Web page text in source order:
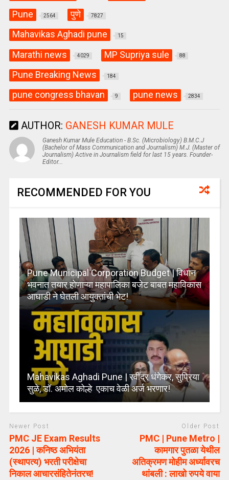
Pune 2564 पुणे 7827
Mahavikas Aghadi pune 15
Marathi news 4029 MP Supriya sule 88
Pune Breaking News 184
pune congress bhavan 9 pune news 2834
AUTHOR: GANESH KUMAR MULE
Ganesh Kumar Mule Education - B.Sc. (Microbiology) B.M.C.J
(Bachelor of Mass Communication and Journalism) M.J. (Master of
Journalism) Active in Journalism field for last 15 years. Founder-
Editor...
RECOMMENDED FOR YOU
Pune Municipal Corporation Budget | विधान
भवनात तयार होणाऱ्या महापालिका बजेट बाबत महाविकास
आघाडी ने घेतली आयुक्तांची भेट!
Mahavikas Aghadi Pune | रवींद्र धंगेकर, सुप्रिया
सुळे, डॉ. अमोल कोल्हे एकाच वेळी अर्ज भरणार!
Newer Post
PMC JE Exam Results
2026 | कनिष्ठ अभियंता
(स्थापत्य) भरती परीक्षेचा
निकाल आचारसंहितेनंतरच!
Older Post
PMC | Pune Metro |
कामगार पुतळा येथील
अतिक्रमण मोहीम अर्ध्यावरच
थांबली : लाखो रुपये वाया